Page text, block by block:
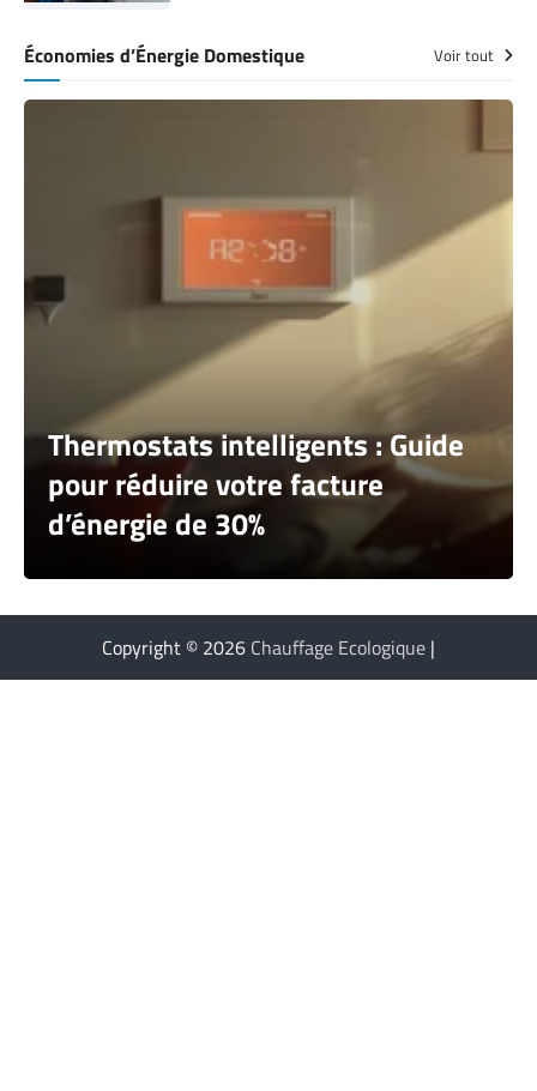
Économies d’Énergie Domestique Voir tout
Thermostats intelligents : Guide
pour réduire votre facture
d’énergie de 30%
Copyright © 2026 Chauffage Ecologique |